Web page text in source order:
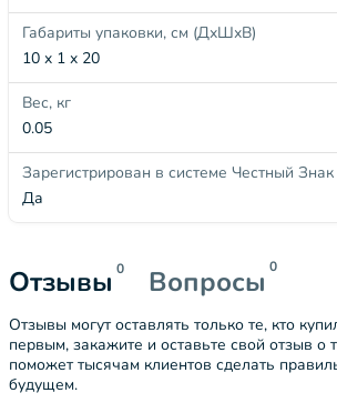
Габариты упаковки, см (ДхШхВ)
10 x 1 x 20
Вес, кг
0.05
Зарегистрирован в системе Честный Знак
Да
Отзывы 0 Вопросы 0
Отзывы могут оставлять только те, кто
первым, закажите и оставьте свой отзыв о
поможет тысячам клиентов сделать
будущем.